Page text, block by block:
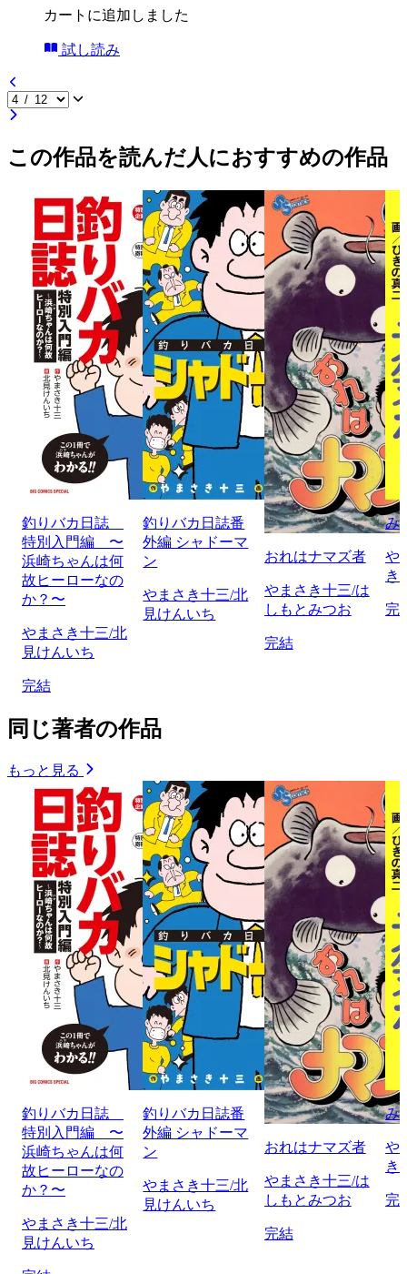
カートに追加しました
試し読み
この作品を読んだ人におすすめの作品
釣りバカ日誌
特別入門編 〜
浜崎ちゃんは何
故ヒーローなの
か？〜
やまさき十三/北
見けんいち
完結
釣りバカ日誌番
外編 シャドーマ
ン
やまさき十三/北
見けんいち
おれはナマズ者
やまさき十三/は
しもとみつお
完結
み
や
き
完
同じ著者の作品
もっと見る
釣りバカ日誌
特別入門編 〜
浜崎ちゃんは何
故ヒーローなの
か？〜
やまさき十三/北
見けんいち
釣りバカ日誌番
外編 シャドーマ
ン
やまさき十三/北
見けんいち
おれはナマズ者
やまさき十三/は
しもとみつお
完結
み
や
き
完